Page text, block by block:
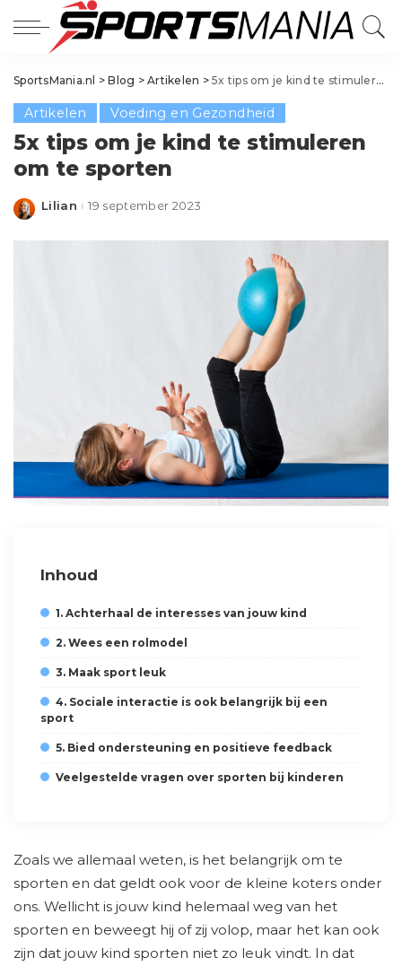
SportsMania.nl >Blog >Artikelen >5x tips om je kind te stimuleren om te sporten
Artikelen Voeding en Gezondheid
5x tips om je kind te stimuleren
om te sporten
Posted
Lilian 19 september 2023
Inhoud
1. Achterhaal de interesses van jouw kind
2. Wees een rolmodel
3. Maak sport leuk
4. Sociale interactie is ook belangrijk bij een
sport
5. Bied ondersteuning en positieve feedback
Veelgestelde vragen over sporten bij kinderen
Zoals we allemaal weten, is het belangrijk om te
sporten en dat geldt ook voor de kleine koters onder
ons. Wellicht is jouw kind helemaal weg van het
sporten en beweegt hij of zij volop, maar het kan ook
zijn dat jouw kind sporten niet zo leuk vindt. In dat